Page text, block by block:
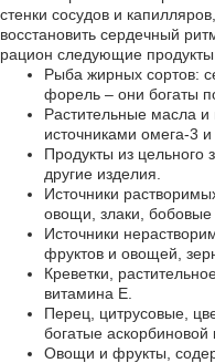
стенки сосудов и
восстановить сердечный
рацион следующие
Рыба жирных сортов:
форель – они богаты
Растительные масла и
источниками омега-3
Продукты из цельного
другие изделия.
Источники
овощи, злаки, бобовые
Источники
фруктов и овощей,
Креветки,
витамина Е.
Перец, цитрусовые,
богатые аскорбиновой
Овощи и фрукты,